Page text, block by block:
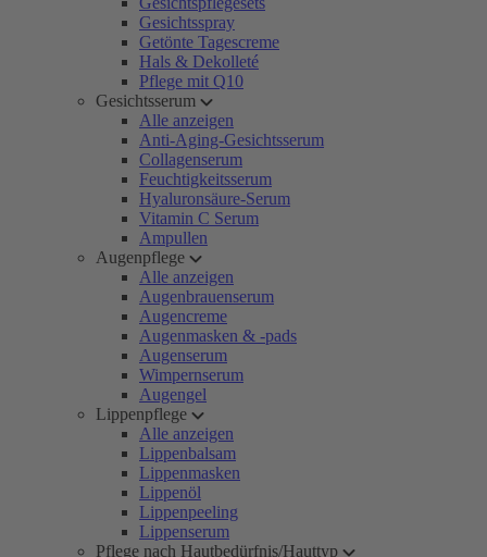
Gesichtsspray
Getönte Tagescreme
Hals & Dekolleté
Pflege mit Q10
Gesichtsserum
Alle anzeigen
Anti-Aging-Gesichtsserum
Collagenserum
Feuchtigkeitsserum
Hyaluronsäure-Serum
Vitamin C Serum
Ampullen
Augenpflege
Alle anzeigen
Augenbrauenserum
Augencreme
Augenmasken & -pads
Augenserum
Wimpernserum
Augengel
Lippenpflege
Alle anzeigen
Lippenbalsam
Lippenmasken
Lippenöl
Lippenpeeling
Lippenserum
Pflege nach Hautbedürfnis/Hauttyp